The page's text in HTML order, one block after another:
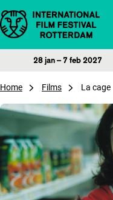
Direct naar inhoud
28 jan – 7 feb 2027
Home Films La cage